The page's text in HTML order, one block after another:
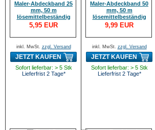
Maler-Abdeckband 25
mm, 50 m
lösemittelbeständig
5,95 EUR
inkl. MwSt. zzgl. Versand
JETZT KAUFEN
Sofort lieferbar: > 5 Stk
Lieferfrist 2 Tage*
Maler-Abdeckband 50
mm, 50 m
lösemittelbeständig
9,99 EUR
inkl. MwSt. zzgl. Versand
JETZT KAUFEN
Sofort lieferbar: > 5 Stk
Lieferfrist 2 Tage*